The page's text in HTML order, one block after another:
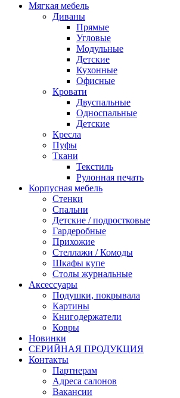
Мягкая мебель
Диваны
Прямые
Угловые
Модульные
Детские
Кухонные
Офисные
Кровати
Двуспальные
Односпальные
Детские
Кресла
Пуфы
Ткани
Текстиль
Рулонная печать
Корпусная мебель
Стенки
Спальни
Детские / подростковые
Гардеробные
Прихожие
Стеллажи / Комоды
Шкафы купе
Столы журнальные
Аксессуары
Подушки, покрывала
Картины
Книгодержатели
Ковры
Новинки
СЕРИЙНАЯ ПРОДУКЦИЯ
Контакты
Партнерам
Адреса салонов
Вакансии